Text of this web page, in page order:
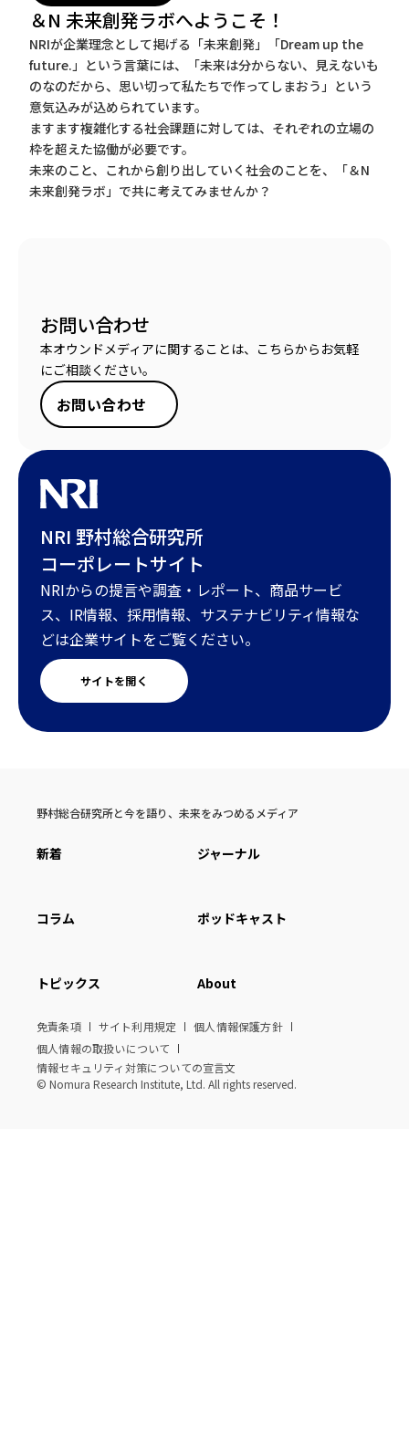
＆N 未来創発ラボへようこそ！
NRIが企業理念として掲げる「未来創発」「Dream up the
future.」という言葉には、「未来は分からない、見えないも
のなのだから、思い切って私たちで作ってしまおう」という
意気込みが込められています。
ますます複雑化する社会課題に対しては、それぞれの立場の
枠を超えた協働が必要です。
未来のこと、これから創り出していく社会のことを、「＆N
未来創発ラボ」で共に考えてみませんか？
お問い合わせ
本オウンドメディアに関することは、こちらからお気軽
にご相談ください。
お問い合わせ
NRI 野村総合研究所
コーポレートサイト
NRIからの提言や調査・レポート、商品サービ
ス、IR情報、採用情報、サステナビリティ情報な
どは企業サイトをご覧ください。
サイトを開く
野村総合研究所と今を語り、未来をみつめるメディア
新着 ジャーナル
コラム ポッドキャスト
トピックス About
免責条項 サイト利用規定
個人情報保護方針
個人情報の取扱いについて
情報セキュリティ対策についての宣言文
© Nomura Research Institute, Ltd. All rights reserved.